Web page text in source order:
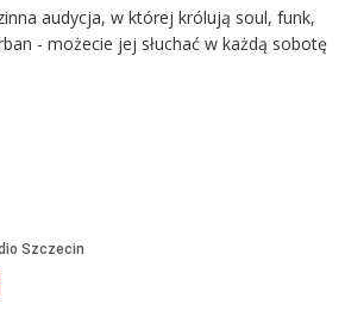
audycja, w której królują soul, funk,
- możecie jej słuchać w każdą sobotę